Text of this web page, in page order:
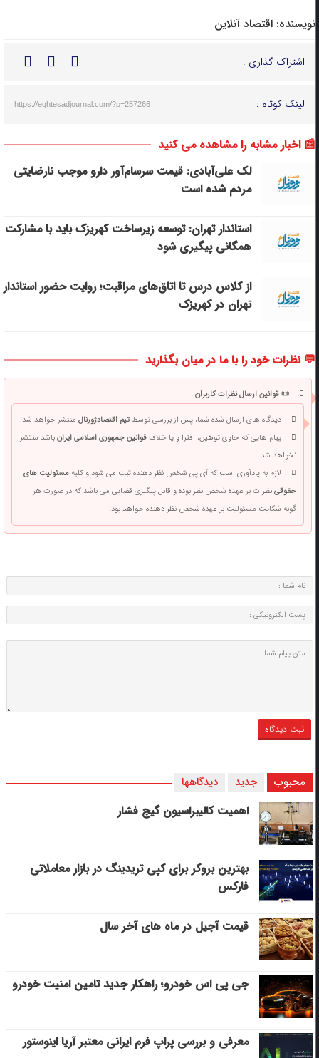
نویسنده: اقتصاد آنلاین
اشتراک گذاری :
لینک کوتاه : https://eghtesadjournal.com/?p=257266
📰 اخبار مشابه را مشاهده می کنید
لک علی‌آبادی: قیمت سرسام‌آور دارو موجب نارضایتی
مردم شده است
استاندار تهران: توسعه زیرساخت‌ کهریزک باید با مشارکت
همگانی پیگیری شود
از کلاس درس تا اتاق‌های مراقبت؛ روایت حضور استاندار
تهران در کهریزک
💬 نظرات خود را با ما در میان بگذارید
📜 قوانین ارسال نظرات کاربران
دیدگاه های ارسال شده شما، پس از بررسی توسطتیم اقتصادژورنالمنتشر خواهد شد.
پیام هایی که حاوی توهین، افترا و یا خلافقوانین جمهوری اسلامی ایرانباشد منتشر
نخواهد شد.
لازم به یادآوری است که آی پی شخص نظر دهنده ثبت می شود و کلیهمسئولیت های
حقوقینظرات بر عهده شخص نظر بوده و قابل پیگیری قضایی می باشد که در صورت هر
گونه شکایت مسئولیت بر عهده شخص نظر دهنده خواهد بود.
محبوب جدید دیدگاهها
اهمیت کالیبراسیون گیج فشار
بهترین بروکر برای کپی‌ تریدینگ در بازار معاملاتی
فارکس
قیمت آجیل در ماه های آخر سال
جی پی اس خودرو؛ راهکار جدید تامین امنیت خودرو
معرفی و بررسی پراپ فرم ایرانی معتبر آریا اینوستور